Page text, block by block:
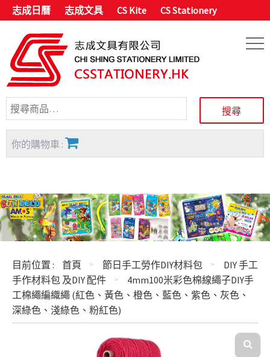
志成日曆 志成文具 CS Kite CS Stationery
你的購物車 :
目前位置 : 首頁 節日手工勞作DIY材料包
DIY 手工
手作材料包 及DIY 配件
4mm100米彩色棉線繩子DIY手
工棉繩編織繩 (紅色、黃色、橙色、藍色、紫色、灰色、
深綠色、淺綠色、粉紅色)